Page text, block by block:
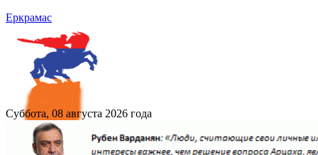
Еркрамас
Суббота, 08 августа 2026 года